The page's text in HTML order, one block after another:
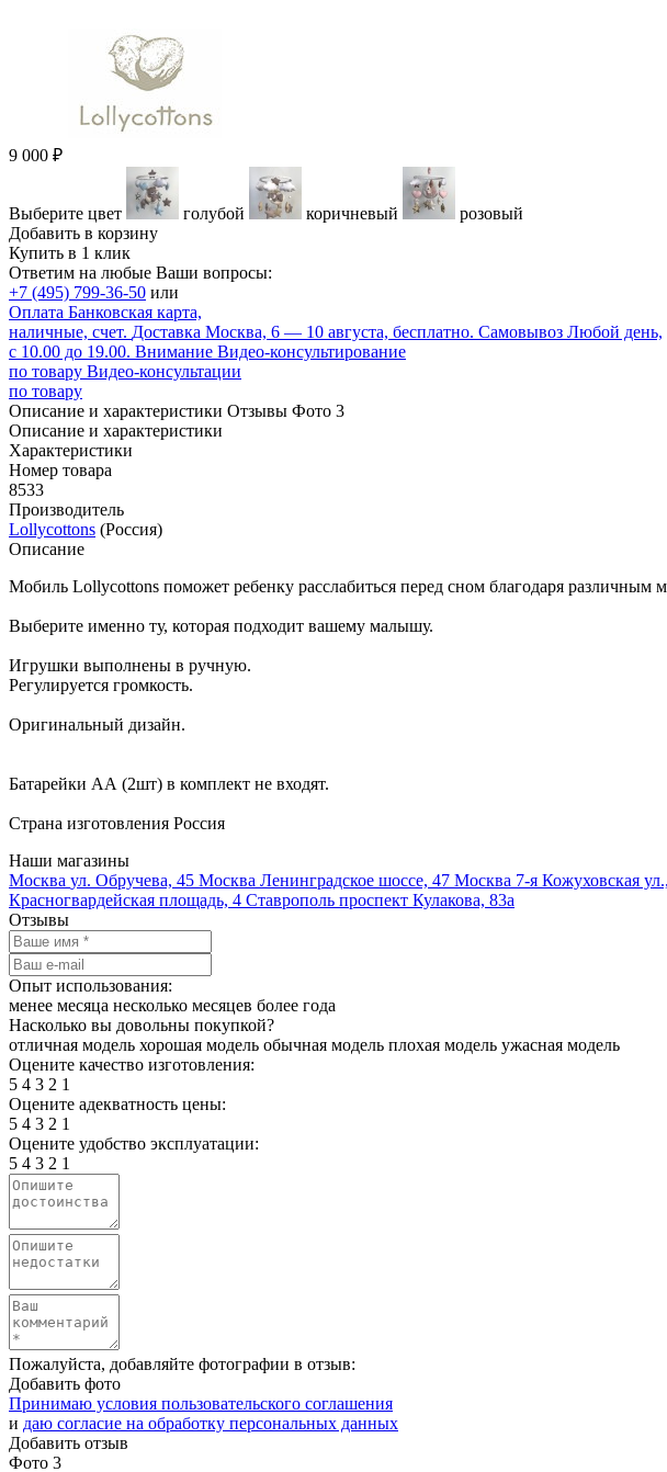
9 000 ₽
Выберите цвет голубой коричневый
розовый
Добавить в корзину
Купить в 1 клик
Ответим на любые Ваши вопросы:
+7 (495) 799-36-50 или
Оплата Банковская карта,
наличные, счет. Доставка Москва, 6 — 10 августа, бесплатно. Самовывоз Любой день,
с 10.00 до 19.00. Внимание Видео-консультирование
по товару Видео-консультации
по товару
Описание и характеристики Отзывы Фото 3
Описание и характеристики
Характеристики
Номер товара
8533
Производитель
Lollycottons (Россия)
Описание
Мобиль Lollycottons поможет ребенку расслабиться перед сном благодаря различным
Выберите именно ту, которая подходит вашему малышу.
Игрушки выполнены в ручную.
Регулируется громкость.
Оригинальный дизайн.
Батарейки АА (2шт) в комплект не входят.
Страна изготовления Россия
Наши магазины
Москва ул. Обручева, 45 Москва Ленинградское шоссе, 47 Москва 7-я Кожуховская
Красногвардейская площадь, 4 Ставрополь проспект Кулакова, 83а
Отзывы
Опыт использования:
менее месяца несколько месяцев более года
Насколько вы довольны покупкой?
отличная модель хорошая модель обычная модель плохая модель ужасная модель
Оцените качество изготовления:
5 4 3 2 1
Оцените адекватность цены:
5 4 3 2 1
Оцените удобство эксплуатации:
5 4 3 2 1
Пожалуйста, добавляйте фотографии в отзыв:
Добавить фото
Принимаю условия пользовательского соглашения
и даю согласие на обработку персональных данных
Добавить отзыв
Фото 3